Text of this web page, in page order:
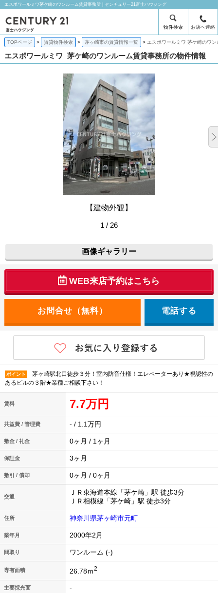
エスポワールミワ茅ケ崎のワンルーム賃貸事務所 | センチュリー21富士ハウジング
物件検索 お店へ連絡
TOPページ 賃貸物件検索 茅ヶ崎市の賃貸情報一覧 エスポワールミワ 茅ケ崎のワ
エスポワールミワ 茅ケ崎のワンルーム賃貸事務所の物件情報
【建物外観】
1 / 26
画像ギャラリー
WEB来店予約はこちら
電話する
ポイント
茅ヶ崎駅北口徒歩３分！室内防音仕様！エレベーターあり★視認性の
あるビルの３階★業種ご相談下さい！
賃料 7.7万円
共益費 / 管理費 - / 1.1万円
敷金 / 礼金 0ヶ月 / 1ヶ月
保証金 3ヶ月
敷引 / 償却 0ヶ月 / 0ヶ月
交通
ＪＲ東海道本線「茅ケ崎」駅 徒歩3分
ＪＲ相模線「茅ケ崎」駅 徒歩3分
住所 神奈川県茅ヶ崎市元町
築年月 2000年2月
間取り ワンルーム (-)
専有面積 26.78ｍ2
主要採光面 -